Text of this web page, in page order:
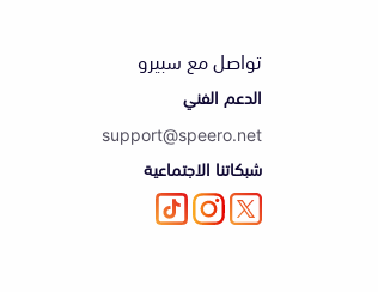
تواصل مع سبيرو
الدعم الفني
support@speero.net
شبكاتنا الاجتماعية